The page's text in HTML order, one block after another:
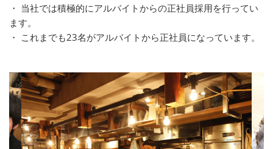
・ 当社では積極的にアルバイトからの正社員採用を行ってい
ます。
・ これまでも23名がアルバイトから正社員になっています。